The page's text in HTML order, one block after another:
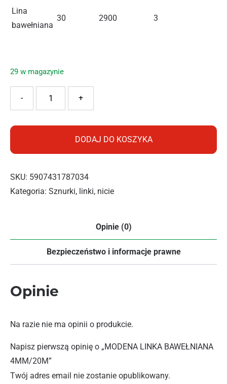
Lina
bawełniana
30 2900 3
29 w magazynie
+
-
DODAJ DO KOSZYKA
SKU: 5907431787034
Kategoria: Sznurki, linki, nicie
Opinie (0)
Bezpieczeństwo i informacje prawne
Opinie
Na razie nie ma opinii o produkcie.
Napisz pierwszą opinię o „MODENA LINKA BAWEŁNIANA
4MM/20M”
Twój adres email nie zostanie opublikowany.